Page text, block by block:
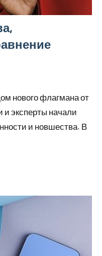
нового флагмана от
и эксперты начали
и новшества. В